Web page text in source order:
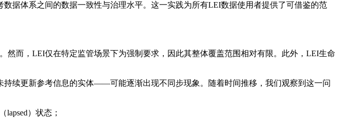
据体系之间的数据一致性与治理水平。这一实践为所有LEI数据使用者提供了可借鉴的范
而，LEI仅在特定监管场景下为强制要求，因此其整体覆盖范围相对有限。此外，LEI生命
续更新参考信息的实体——可能逐渐出现不同步现象。随着时间推移，我们观察到这一问
）状态；